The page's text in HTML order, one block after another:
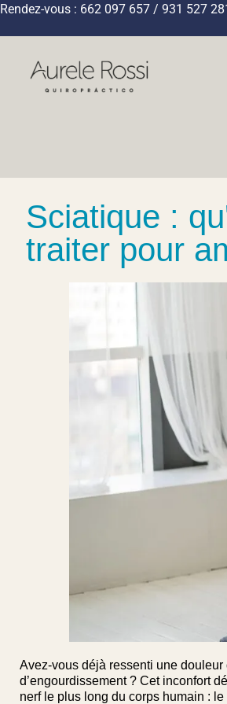
Rendez-vous : 662 097 657 / 931 527
Sciatique :
traiter pour
Avez-vous déjà ressenti une
d’engourdissement ? Cet inconfort
nerf le plus long du corps humain :